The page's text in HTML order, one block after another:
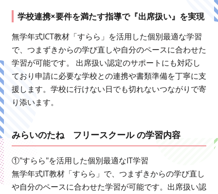
学校連携×要件を満たす指導で『出席扱い』を実現
無学年式ICT教材「すらら」を活用した個別最適な学習
で、つまずきからの学び直しや自分のペースに合わせた
学習が可能です。 出席扱い認定のサポートにも対応し
ており申請に必要な学校との連携や書類準備を丁寧に支
援します。学校に行けない日でも切れないつながりで寄
り添います。
みらいのたね フリースクール の学習内容
①"すらら"を活用した個別最適なIT学習
無学年式IT教材「すらら」で、つまずきからの学び直し
や自分のペースに合わせた学習が可能です。出席扱い認